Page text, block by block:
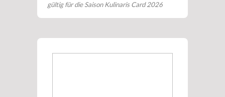
gültig für die Saison Kulinaris Card 2026